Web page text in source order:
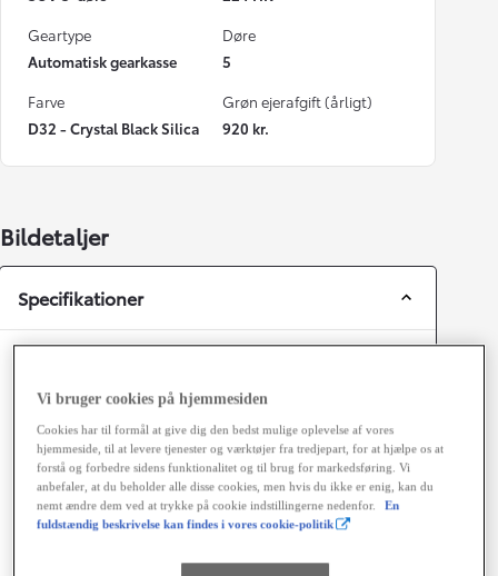
Geartype
Automatisk gearkasse
Døre
5
Farve
D32 - Crystal Black Silica
Grøn ejerafgift (årligt)
920 kr.
Bildetaljer
Specifikationer
Døre
Sæder
Vi bruger cookies på hjemmesiden
Cookies har til formål at give dig den bedst mulige oplevelse af vores
hjemmeside, til at levere tjenester og værktøjer fra tredjepart, for at hjælpe os at
forstå og forbedre sidens funktionalitet og til brug for markedsføring. Vi
anbefaler, at du beholder alle disse cookies, men hvis du ikke er enig, kan du
nemt ændre dem ved at trykke på cookie indstillingerne nedenfor.
En
fuldstændig beskrivelse kan findes i vores cookie-politik